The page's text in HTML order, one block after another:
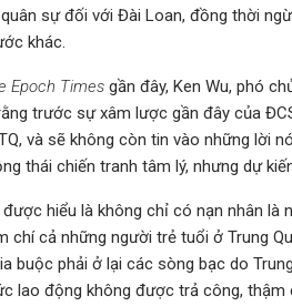
sự đối với Đài Loan, đồng thời
khác.
Epoch Times gần đây, Ken Wu, phó
trước sự xâm lược gần đây của
và sẽ không còn tin vào những lời
thái chiến tranh tâm lý, nhưng dự
hiểu là không chỉ có nạn nhân là
chí cả những người trẻ tuổi ở Trung
buộc phải ở lại các sòng bạc do
lao động không được trả công,